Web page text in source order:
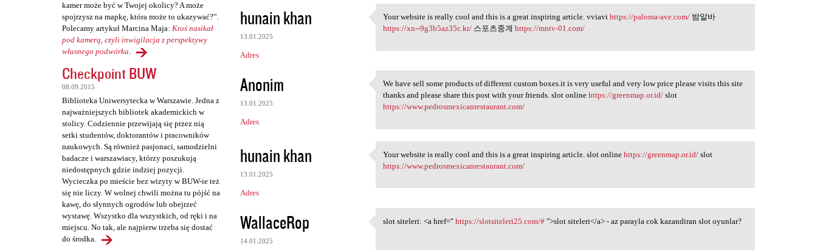
kamer może być w Twojej okolicy? A może
spojrzysz na mapkę, która może to ukazywać?”.
Polecamy artykuł Marcina Maja: Ktoś nasikał
pod kamerą, czyli inwigilacja z perspektywy
własnego podwórka.
Checkpoint BUW
08.09.2015
Biblioteka Uniwersytecka w Warszawie. Jedna z
najważniejszych bibliotek akademickich w
stolicy. Codziennie przewijają się przez nią
setki studentów, doktorantów i pracowników
naukowych. Są również pasjonaci, samodzielni
badacze i warszawiacy, którzy poszukują
niedostępnych gdzie indziej pozycji.
Wycieczka po mieście bez wizyty w BUW-ie też
się nie liczy. W wolnej chwili można tu pójść na
kawę, do słynnych ogrodów lub obejrzeć
wystawę. Wszystko dla wszystkich, od ręki i na
miejscu. No tak, ale najpierw trzeba się dostać
do środka.
K
o
m
e
n
t
r
z
e
hunain khan
13.01.2025
Adres
Your website is really cool
Your website is really cool and this is a great inspiring article. vviavihttps://paloma-ave.com/ 밤알바
https://xn--9g3b5az35c.kr/ 스포츠중계https://mntv-01.com/
Anonim
13.01.2025
Adres
We have sell some products of
We have sell some products of different custom boxes.it is very useful and very low price please visits this site
thanks and please share this post with your friends. slot onlinehttps://greenmap.or.id/ slot
https://www.pedrosmexicanrestaurant.com/
hunain khan
13.01.2025
Adres
Your website is really cool
Your website is really cool and this is a great inspiring article. slot onlinehttps://greenmap.or.id/ slot
https://www.pedrosmexicanrestaurant.com/
WallaceRop
14.01.2025
slot siteleri: <a href="
slot siteleri: <a href="https://slotsiteleri25.com/# ">slot siteleri</a> - az parayla cok kazandiran slot oyunlar?